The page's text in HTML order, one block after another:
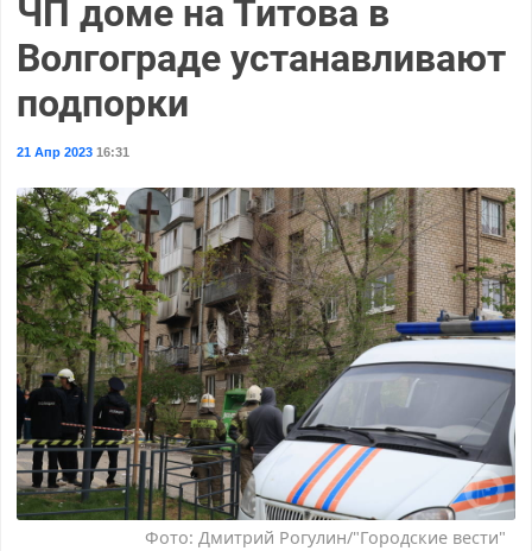
ЧП доме на Титова в
Волгограде устанавливают
подпорки
21 Апр 202316:31
Фото: Дмитрий Рогулин/"Городские вести"